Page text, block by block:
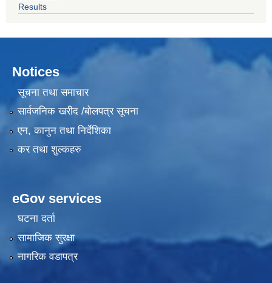
Results
Notices
सूचना तथा समाचार
सार्वजनिक खरीद /बोलपत्र सूचना
एन, कानुन तथा निर्देशिका
कर तथा शुल्कहरु
eGov services
घटना दर्ता
सामाजिक सुरक्षा
नागरिक वडापत्र